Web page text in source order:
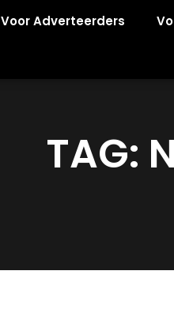
Voor Adverteerders
TAG: